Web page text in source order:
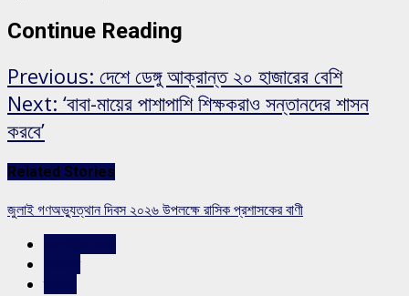
Continue Reading
Previous: দেশে ডেঙ্গু আক্রান্ত ২০ হাজারের বেশি
Next: ‘বাবা-মায়ের পাশাপাশি শিক্ষকরাও সন্তানদের শাসন
করবে’
Related Stories
জুলাই গণঅভ্যুত্থান দিবস ২০২৬ উপলক্ষে রাসিক প্রশাসকের বাণী